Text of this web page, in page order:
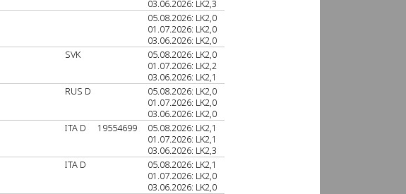
03.06.2026: LK2,3
05.08.2026: LK2,0
01.07.2026: LK2,0
03.06.2026: LK2,0
SVK
05.08.2026: LK2,0
01.07.2026: LK2,2
03.06.2026: LK2,1
RUS D
05.08.2026: LK2,0
01.07.2026: LK2,0
03.06.2026: LK2,0
ITA D 19554699
05.08.2026: LK2,1
01.07.2026: LK2,1
03.06.2026: LK2,3
ITA D
05.08.2026: LK2,1
01.07.2026: LK2,0
03.06.2026: LK2,0